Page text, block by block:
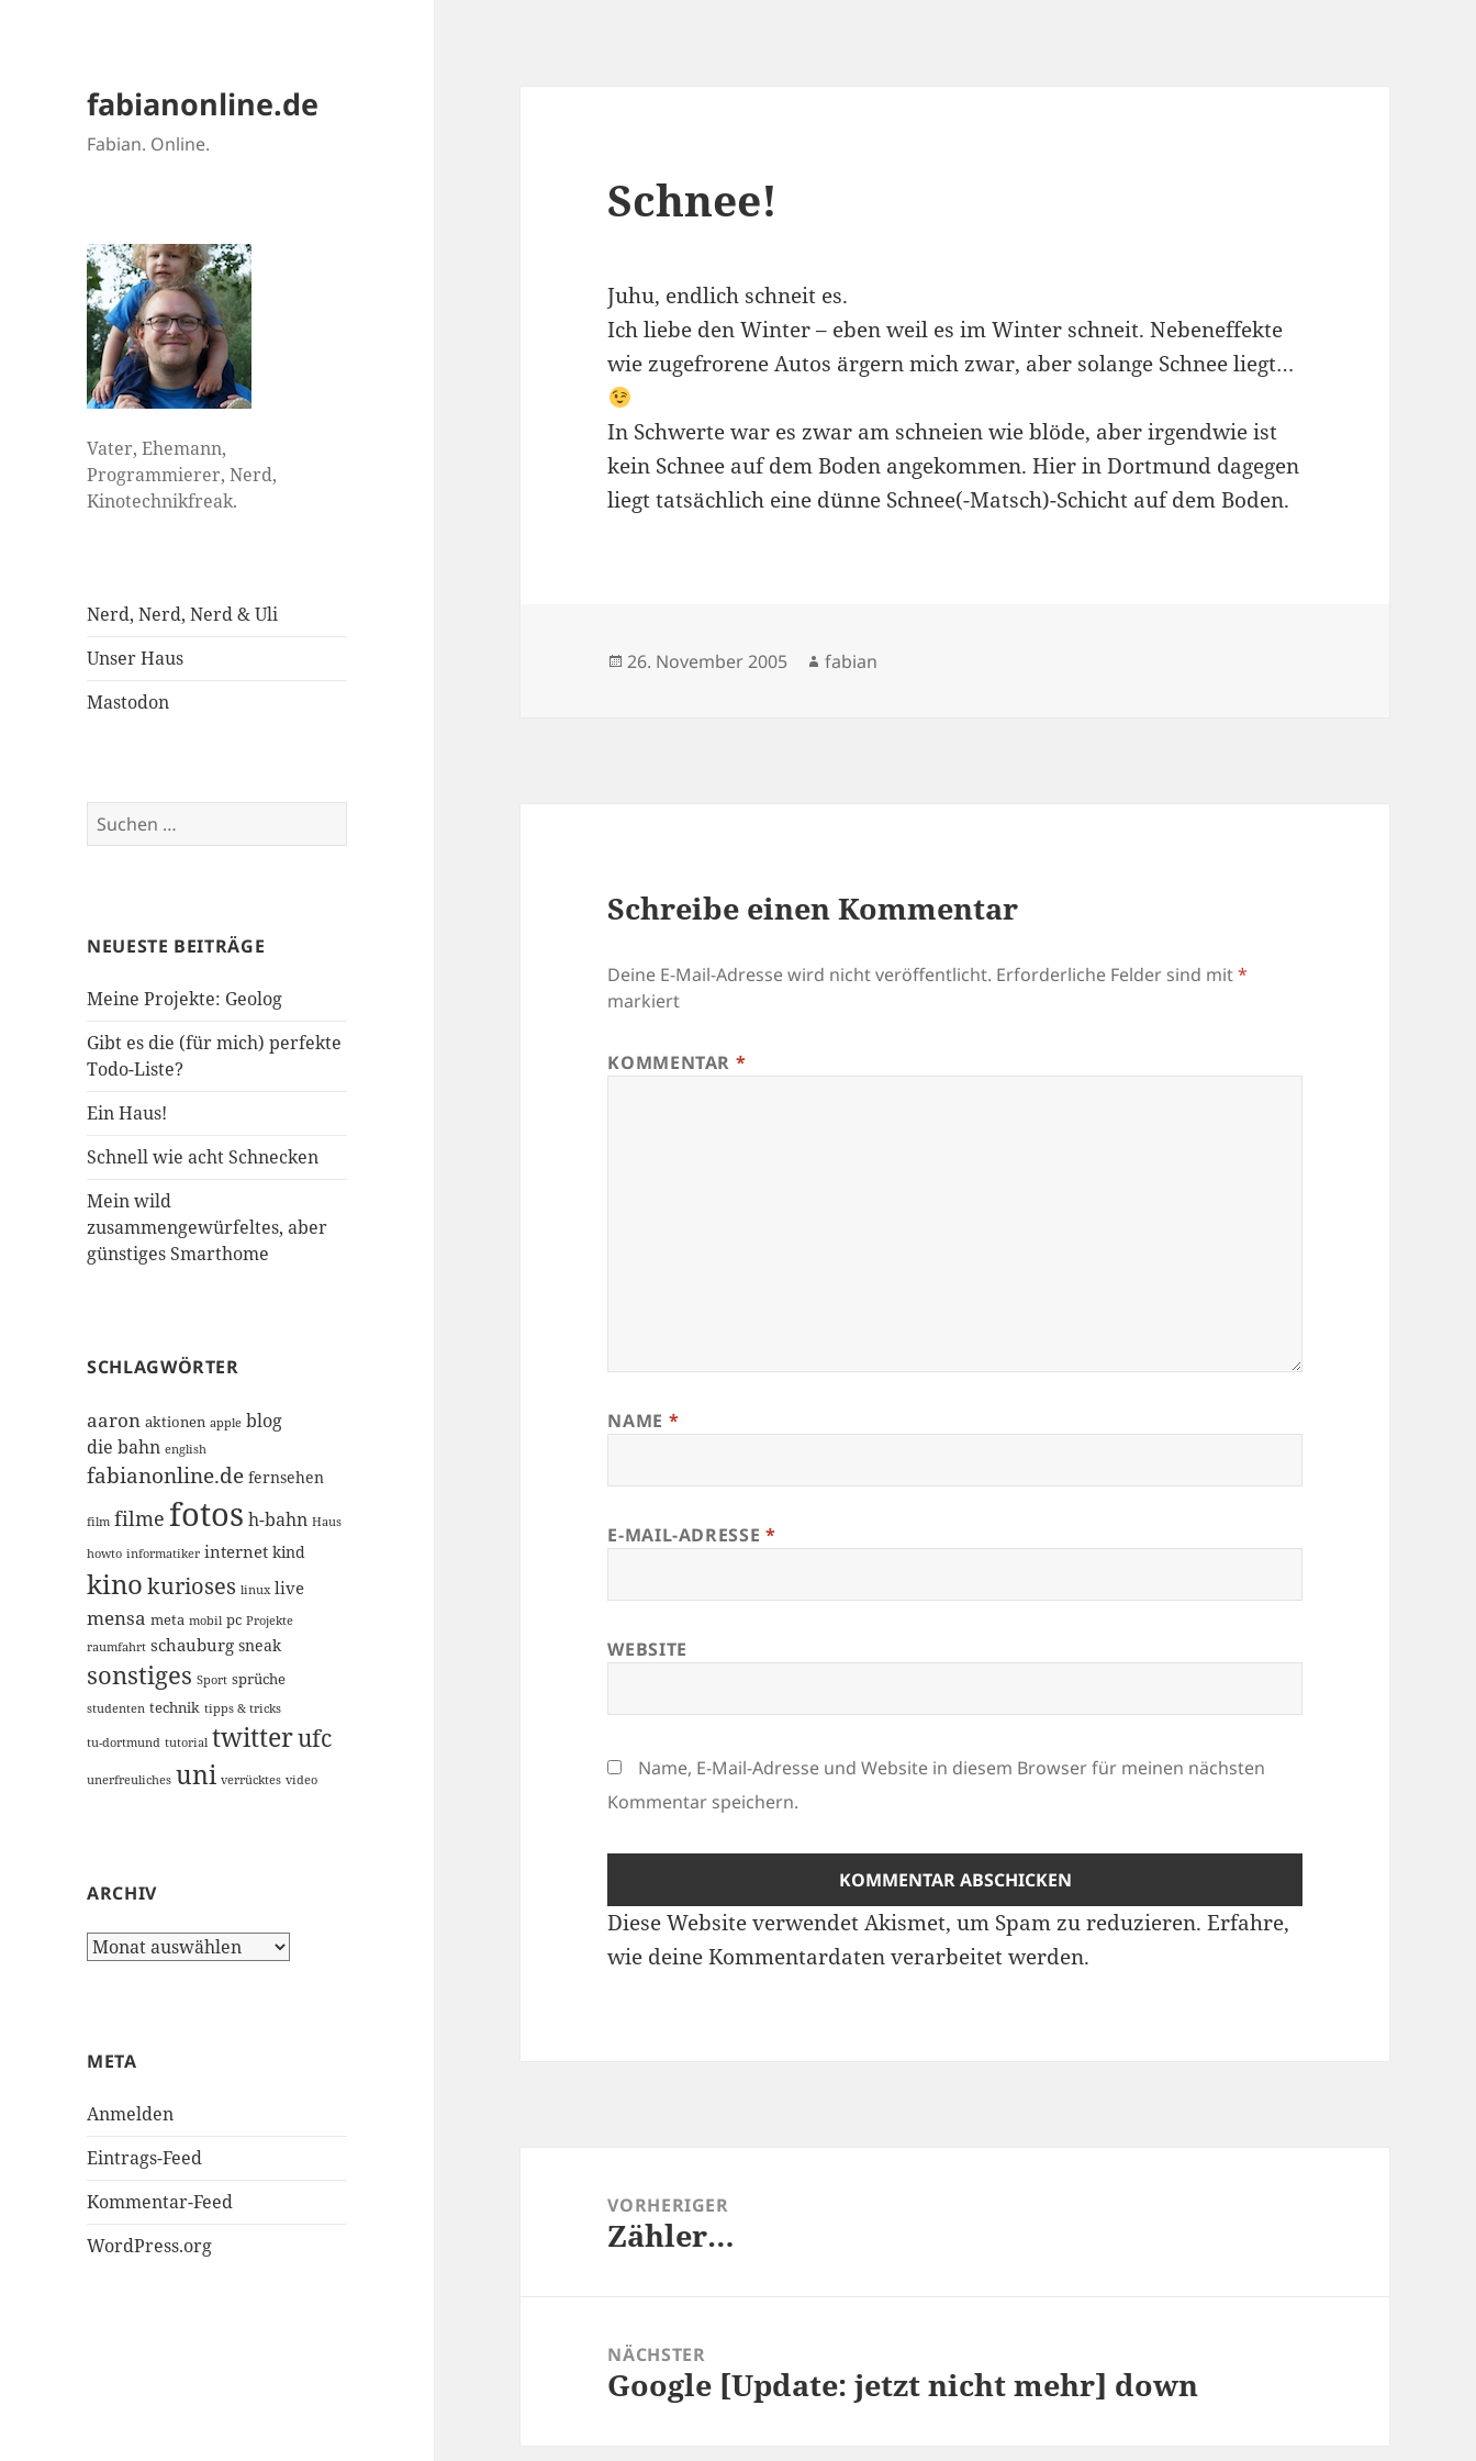
fabianonline.de
Fabian. Online.
Vater, Ehemann,
Programmierer, Nerd,
Kinotechnikfreak.
Nerd, Nerd, Nerd & Uli
Unser Haus
Mastodon
Suchen
nach:
NEUESTE BEITRÄGE
Meine Projekte: Geolog
Gibt es die (für mich) perfekte
Todo-Liste?
Ein Haus!
Schnell wie acht Schnecken
Mein wild
zusammengewürfeltes, aber
günstiges Smarthome
SCHLAGWÖRTER
aaron aktionen apple blog
die bahn english
fabianonline.de fernsehen
film filme fotos h-bahn Haus
howto informatiker internet kind
kinokurioses linux live
mensa meta mobil pc Projekte
raumfahrt schauburg sneak
sonstiges Sport sprüche
studenten technik tipps & tricks
tu-dortmund tutorial twitterufc
unerfreuliches uni verrücktes video
ARCHIV
Archiv
META
Anmelden
Eintrags-Feed
Kommentar-Feed
WordPress.org
Schnee!
Juhu, endlich schneit es.
Ich liebe den Winter – eben weil es im Winter schneit. Nebeneffekte
wie zugefrorene Autos ärgern mich zwar, aber solange Schnee liegt…
In Schwerte war es zwar am schneien wie blöde, aber irgendwie ist
kein Schnee auf dem Boden angekommen. Hier in Dortmund dagegen
liegt tatsächlich eine dünne Schnee(-Matsch)-Schicht auf dem Boden.
Veröffentlicht
26. November 2005 Autor
fabian
Schreibe einen Kommentar
Deine E-Mail-Adresse wird nicht veröffentlicht. Erforderliche Felder sind mit*
markiert
KOMMENTAR *
NAME *
E-MAIL-ADRESSE *
WEBSITE
Name, E-Mail-Adresse und Website in diesem Browser für meinen nächsten
Kommentar speichern.
Diese Website verwendet Akismet, um Spam zu reduzieren.Erfahre,
wie deine Kommentardaten verarbeitet werden.
VORHERIGER
Vorheriger
Zähler…
NÄCHSTER
Nächster
Google [Update: jetzt nicht mehr] down